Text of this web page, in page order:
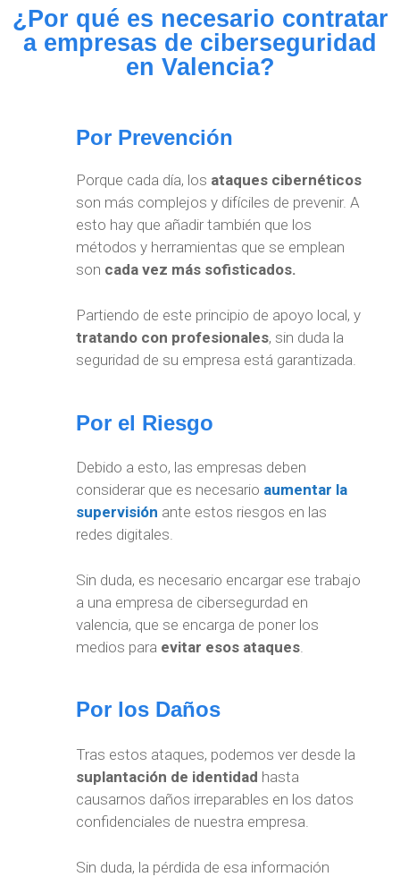
¿Por qué es necesario contratar
a empresas de ciberseguridad
en Valencia?
Por Prevención
Porque cada día, los ataques cibernéticos
son más complejos y difíciles de prevenir. A
esto hay que añadir también que los
métodos y herramientas que se emplean
son cada vez más sofisticados.
Partiendo de este principio de apoyo local, y
tratando con profesionales, sin duda la
seguridad de su empresa está garantizada.
Por el Riesgo
Debido a esto, las empresas deben
considerar que es necesario aumentar la
supervisión ante estos riesgos en las
redes digitales.
Sin duda, es necesario encargar ese trabajo
a una empresa de cibersegurdad en
valencia, que se encarga de poner los
medios para evitar esos ataques
Por los Daños
Tras estos ataques, podemos ver desde la
suplantación de identidad hasta
causarnos daños irreparables en los datos
confidenciales de nuestra empresa.
Sin duda, la pérdida de esa información